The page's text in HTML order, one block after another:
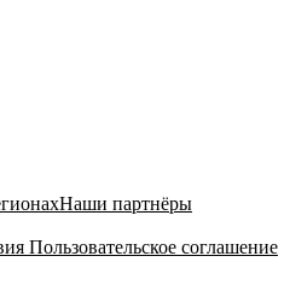
Наши партнёры
Пользовательское соглашение